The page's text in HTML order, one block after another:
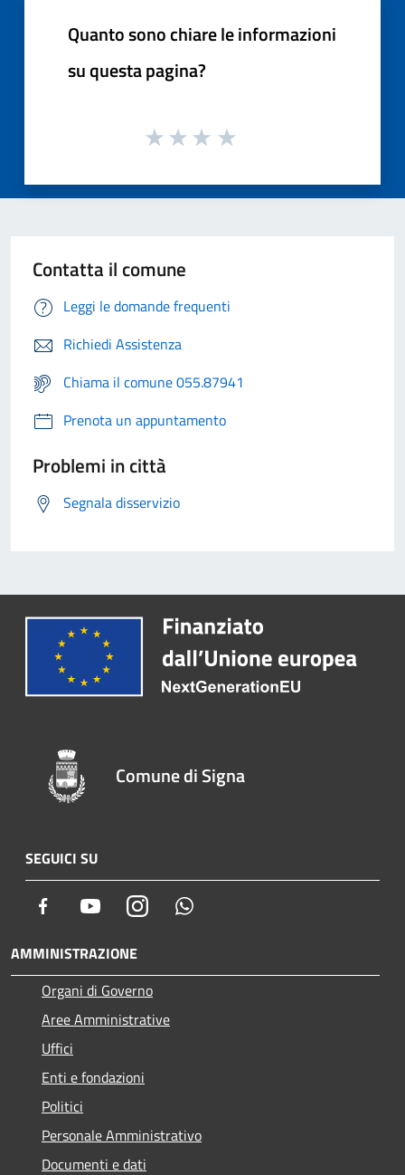
Quanto sono chiare le informazioni
su questa pagina?
Contatta il comune
Leggi le domande frequenti
Richiedi Assistenza
Chiama il comune 055.87941
Prenota un appuntamento
Problemi in città
Segnala disservizio
Comune di Signa
SEGUICI SU
Facebook YoutubeInstagram
AMMINISTRAZIONE
Organi di Governo
Aree Amministrative
Uffici
Enti e fondazioni
Politici
Personale Amministrativo
Documenti e dati